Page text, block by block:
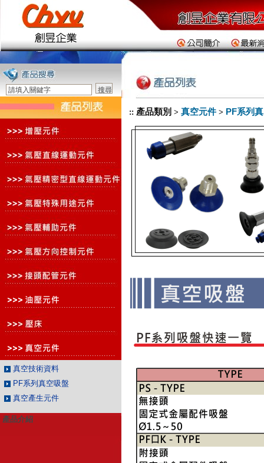
真空技術資料
PF系列真空吸盤
真空產生元件
產品介紹
:: 產品類別 >真空元件 > PF系列